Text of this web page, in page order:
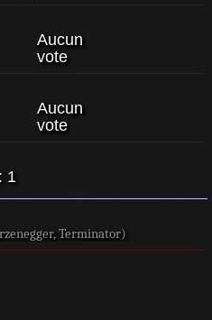
Aucun
vote
Aucun
vote
1
Terminator)